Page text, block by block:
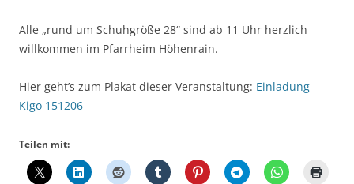
Alle „rund um Schuhgröße 28“ sind ab 11 Uhr herzlich
willkommen im Pfarrheim Höhenrain.
Hier geht’s zum Plakat dieser Veranstaltung: Einladung
Kigo 151206
Teilen mit: